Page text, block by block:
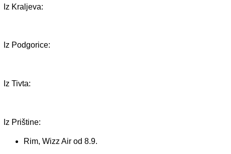
Iz Kraljeva:
Iz Podgorice:
Iz Tivta:
Iz Prištine:
Rim, Wizz Air od 8.9.